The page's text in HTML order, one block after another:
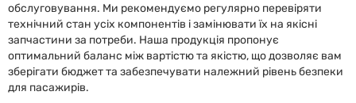
обслуговування. Ми рекомендуємо регулярно перевіряти
технічний стан усіх компонентів і замінювати їх на якісні
запчастини за потреби. Наша продукція пропонує
оптимальний баланс між вартістю та якістю, що дозволяє вам
зберігати бюджет та забезпечувати належний рівень безпеки
для пасажирів.